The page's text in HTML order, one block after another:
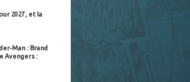
2027, et la
Man : Brand
Avengers :